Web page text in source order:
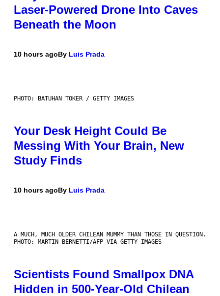
Laser-Powered Drone Into Caves
Beneath the Moon
10 hours agoBy Luis Prada
PHOTO: BATUHAN TOKER / GETTY IMAGES
Your Desk Height Could Be
Messing With Your Brain, New
Study Finds
10 hours agoBy Luis Prada
A MUCH, MUCH OLDER CHILEAN MUMMY THAN THOSE IN QUESTION.
PHOTO: MARTIN BERNETTI/AFP VIA GETTY IMAGES
Scientists Found Smallpox DNA
Hidden in 500-Year-Old Chilean